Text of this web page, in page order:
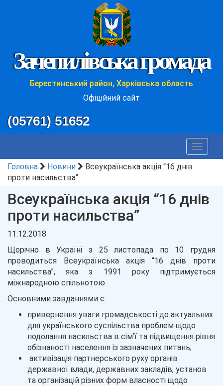
Зачепилівська громада
Берестинський район, Харківська область
Офіційний сайт
(05761) 51652
Toggle
Головна
Новини
Всеукраїнська акція “16 днів
проти насильства”
Всеукраїнська акція “16 днів
проти насильства”
11.12.2018
Щорічно в Україні з 25 листопада по 10 грудня
проводиться Всеукраїнська акція “16 днів проти
насильства”, яка з 1991 року підтримується
міжнародною спільнотою.
Основними завданнями є:
привернення уваги громадськості до актуальних
для українського суспільства проблем щодо
подолання насильства в сім’ї та підвищення рівня
обізнаності населення із зазначених питань;
активізація партнерського руху органів
державної влади, державних закладів, установ
та організацій різних форм власності щодо